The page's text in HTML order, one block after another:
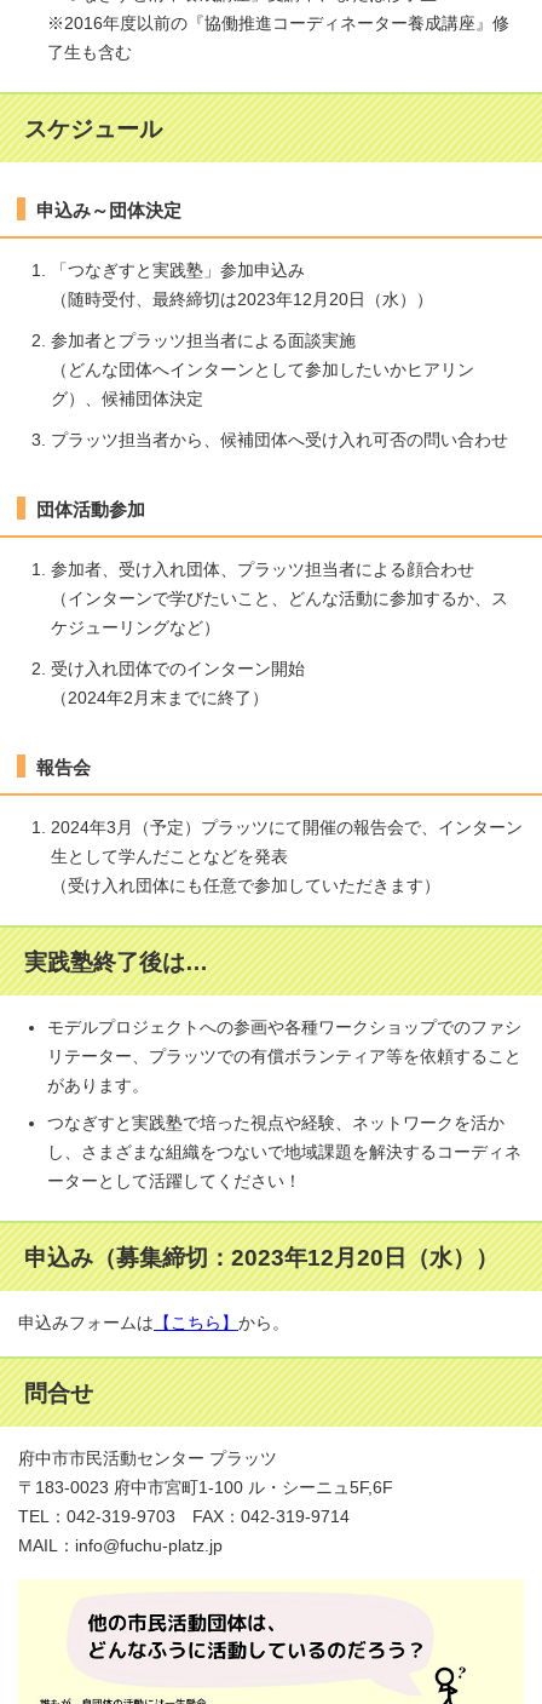
※2016年度以前の『協働推進コーディネーター養成講座』修
了生も含む
スケジュール
申込み～団体決定
「つなぎすと実践塾」参加申込み
（随時受付、最終締切は2023年12月20日（水））
参加者とプラッツ担当者による面談実施
（どんな団体へインターンとして参加したいかヒアリン
グ）、候補団体決定
プラッツ担当者から、候補団体へ受け入れ可否の問い合わせ
団体活動参加
参加者、受け入れ団体、プラッツ担当者による顔合わせ
（インターンで学びたいこと、どんな活動に参加するか、ス
ケジューリングなど）
受け入れ団体でのインターン開始
（2024年2月末までに終了）
報告会
2024年3月（予定）プラッツにて開催の報告会で、インターン
生として学んだことなどを発表
（受け入れ団体にも任意で参加していただきます）
実践塾終了後は…
モデルプロジェクトへの参画や各種ワークショップでのファシ
リテーター、プラッツでの有償ボランティア等を依頼すること
があります。
つなぎすと実践塾で培った視点や経験、ネットワークを活か
し、さまざまな組織をつないで地域課題を解決するコーディネ
ーターとして活躍してください！
申込み（募集締切：2023年12月20日（水））
申込みフォームは 【こちら】 から。
問合せ
府中市市民活動センター プラッツ
〒183-0023 府中市宮町1-100 ル・シーニュ5F,6F
TEL：042-319-9703 FAX：042-319-9714
MAIL：info@fuchu-platz.jp